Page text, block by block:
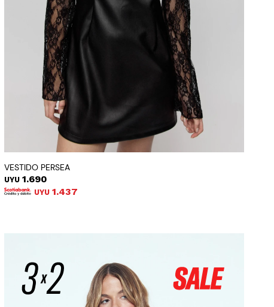
VESTIDO PERSEA
UYU 1.690
UYU 1.437